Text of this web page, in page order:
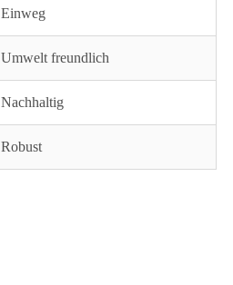
Einweg
Umwelt freundlich
Nachhaltig
Robust